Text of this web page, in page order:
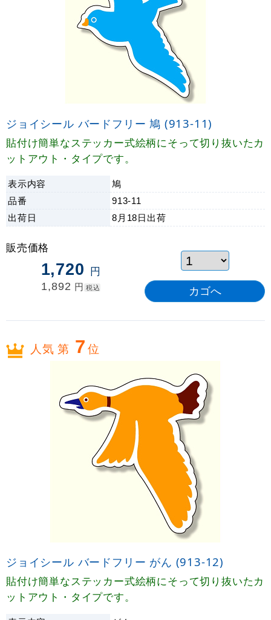
ジョイシール バードフリー 鳩 (913-11)
貼付け簡単なステッカー式絵柄にそって切り抜いたカ
ットアウト・タイプです。
表示内容
鳩
品番
913-11
出荷日 8月18日 出荷
販売価格
1,720 円
1,892 円 税込
人気 第 7位
ジョイシール バードフリー がん (913-12)
貼付け簡単なステッカー式絵柄にそって切り抜いたカ
ットアウト・タイプです。